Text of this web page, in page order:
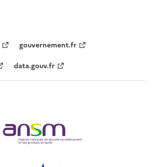
gouvernement.fr
data.gouv.fr